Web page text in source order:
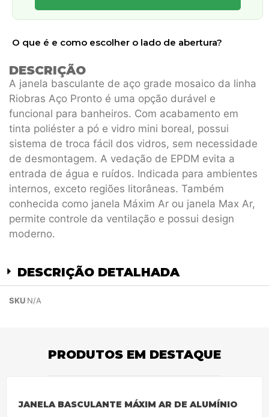
O que é e como escolher o lado de abertura?
DESCRIÇÃO
A janela basculante de aço grade mosaico da linha
Riobras Aço Pronto é uma opção durável e
funcional para banheiros. Com acabamento em
tinta poliéster a pó e vidro mini boreal, possui
sistema de troca fácil dos vidros, sem necessidade
de desmontagem. A vedação de EPDM evita a
entrada de água e ruídos. Indicada para ambientes
internos, exceto regiões litorâneas. Também
conhecida como janela Máxim Ar ou janela Max Ar,
permite controle da ventilação e possui design
moderno.
DESCRIÇÃO DETALHADA
SKU N/A
PRODUTOS EM DESTAQUE
JANELA BASCULANTE MÁXIM AR DE ALUMÍNIO